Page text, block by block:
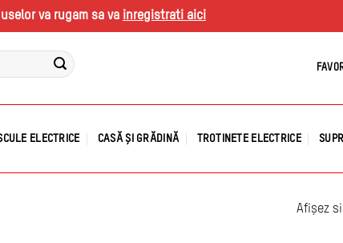
va rugam sa va inregistrati aici
ELECTRICE CASĂ ȘI GRĂDINĂ TROTINETE ELECTRICE
Afișez